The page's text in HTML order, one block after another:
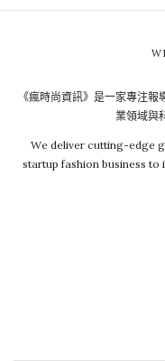
《瘋時尚資訊》是一家專注
業領域與
We deliver cutting-edge
startup fashion business